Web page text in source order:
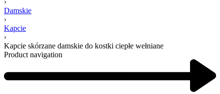
Damskie
›
Kapcie
›
Kapcie skórzane damskie do kostki ciepłe wełniane
Product navigation